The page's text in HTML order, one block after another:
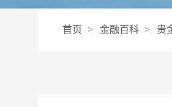
首页 金融百科 贵